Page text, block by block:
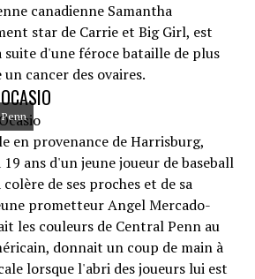
canadienne Samantha
star de Carrie et Big Girl, est
suite d'une féroce bataille de plus
cancer des ovaires.
en provenance de Harrisburg,
ans d'un jeune joueur de baseball
de ses proches et de sa
prometteur Angel Mercado-
les couleurs de Central Penn au
donnait un coup de main à
lorsque l'abri des joueurs lui est